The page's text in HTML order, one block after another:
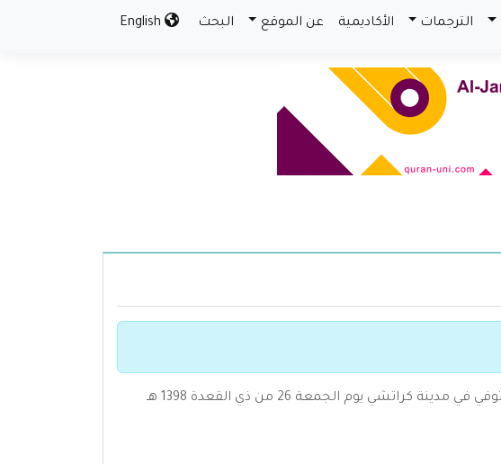
الترجمات الأكاديمية عن الموقع البحث
ولد في راجكوت وإليها انتسب، وتوفي في مدينة كراتشي يوم الجمعة 26 من ذي القعدة 1398 هـ